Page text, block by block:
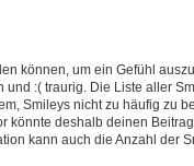
können, um ein Gefühl
:( traurig. Die Liste aller
Smileys nicht zu häufig zu
könnte deshalb deinen
kann auch die Anzahl der